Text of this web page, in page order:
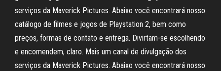
serviços da Maverick Pictures. Abaixo você encontrará nosso
catálogo de filmes e jogos de Playstation 2, bem como
preços, formas de contato e entrega. Divirtam-se escolhendo
e encomendem, claro. Mais um canal de divulgação dos
serviços da Maverick Pictures. Abaixo você encontrará nosso